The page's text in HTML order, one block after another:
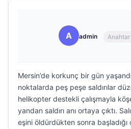
A admin
Mersin’de korkunç bir gün
noktalarda peş peşe saldırılar
helikopter destekli çalışmayla
yandan saldırı anı ortaya çıktı.
eşini öldürdükten sonra başladığı